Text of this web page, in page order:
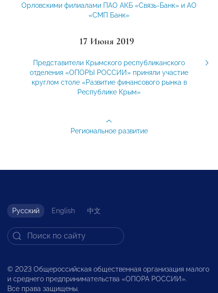
Орловскими филиалами ПАО АКБ «Связь-Банк» и АО
«СМП Банк»
17 Июня 2019
Представители Крымского республиканского
отделения «ОПОРЫ РОССИИ» приняли участие
круглом столе «Развитие финансового рынка в
Республике Крым»
Региональное развитие
Русский English 中文
© 2023 Общероссийская общественная организация малого
и среднего предпринимательства «ОПОРА РОССИИ».
Все права защищены.